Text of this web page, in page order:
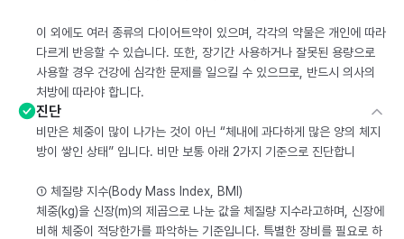
이 외에도 여러 종류의 다이어트약이 있으며, 각각의 약물은 개인에 따라
다르게 반응할 수 있습니다. 또한, 장기간 사용하거나 잘못된 용량으로
사용할 경우 건강에 심각한 문제를 일으킬 수 있으므로, 반드시 의사의
처방에 따라야 합니다.
진단
비만은 체중이 많이 나가는 것이 아닌 “체내에 과다하게 많은 양의 체지
방이 쌓인 상태” 입니다. 비만 보통 아래 2가지 기준으로 진단합니
① 체질량 지수(Body Mass Index, BMI)
체중(kg)을 신장(m)의 제곱으로 나눈 값을 체질량 지수라고하며, 신장에
비해 체중이 적당한가를 파악하는 기준입니다. 특별한 장비를 필요로 하